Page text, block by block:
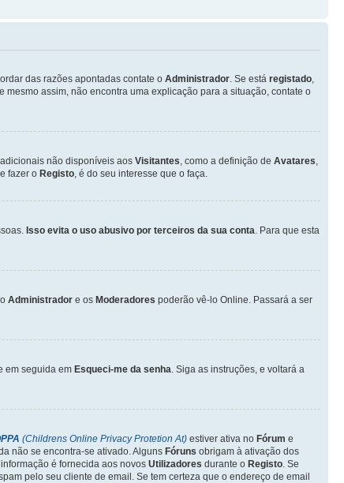
das razões apontadas contate o Administrador. Se está registado,
mesmo assim, não encontra uma explicação para a situação, contate o
não disponíveis aos Visitantes, como a definição de Avatares,
fazer o Registo, é do seu interesse que o faça.
Isso evita o uso abusivo por terceiros da sua conta. Para que esta
Administrador e os Moderadores poderão vê-lo Online. Passará a ser
em seguida em Esqueci-me da senha. Siga as instruções, e voltará a
(Childrens Online Privacy Protetion At) estiver ativa no Fórum e
não se encontra-se ativado. Alguns Fóruns obrigam à ativação dos
é fornecida aos novos Utilizadores durante o Registo. Se
pelo seu cliente de email. Se tem certeza que o endereço de email